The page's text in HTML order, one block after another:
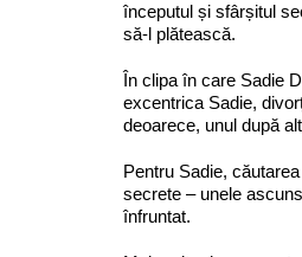
începutul și sfârșitul
să-l plătească.
În clipa în care Sadie
excentrica Sadie,
deoarece, unul după
Pentru Sadie,
secrete – unele
înfruntat.